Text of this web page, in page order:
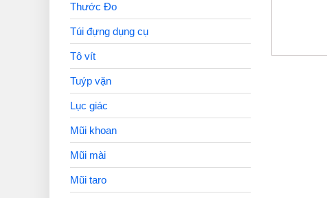
Thước Đo
Túi đựng dụng cụ
Tô vít
Tuýp vặn
Lục giác
Mũi khoan
Mũi mài
Mũi taro